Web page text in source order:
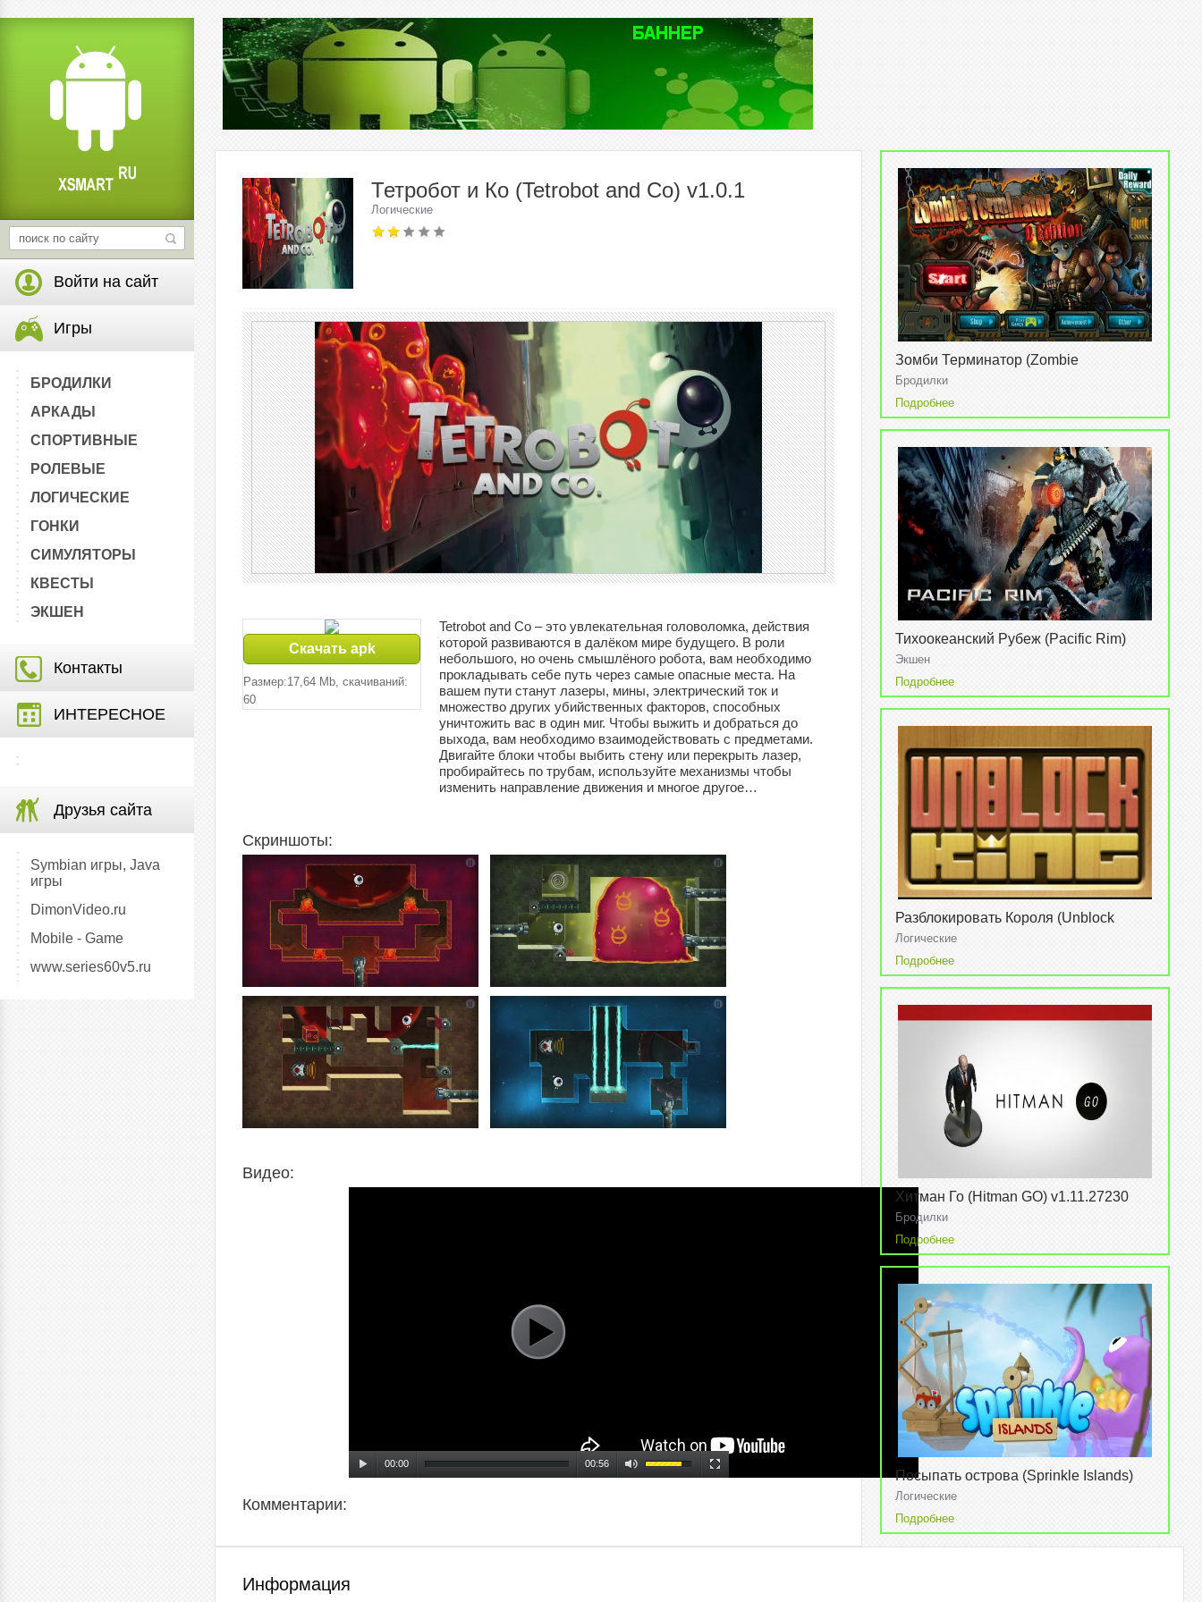
Войти на сайт
Игры
БРОДИЛКИ
АРКАДЫ
СПОРТИВНЫЕ
РОЛЕВЫЕ
ЛОГИЧЕСКИЕ
ГОНКИ
СИМУЛЯТОРЫ
КВЕСТЫ
ЭКШЕН
Контакты
ИНТЕРЕСНОЕ
Друзья сайта
Symbian игры, Java
игры
DimonVideo.ru
Mobile - Game
www.series60v5.ru
Тетробот и Ко (Tetrobot and Co) v1.0.1
Логические
Скачать apk
Размер:17,64 Mb, cкачиваний:
60
Tetrobot and Co – это увлекательная головоломка, действия
которой развиваются в далёком мире будущего. В роли
небольшого, но очень смышлёного робота, вам необходимо
прокладывать себе путь через самые опасные места. На
вашем пути станут лазеры, мины, электрический ток и
множество других убийственных факторов, способных
уничтожить вас в один миг. Чтобы выжить и добраться до
выхода, вам необходимо взаимодействовать с предметами.
Двигайте блоки чтобы выбить стену или перекрыть лазер,
пробирайтесь по трубам, используйте механизмы чтобы
изменить направление движения и многое другое…
Скриншоты:
Видео:
00:00 00:56
Комментарии:
Зомби Терминатор (Zombie
Terminator) v1.0
Бродилки
Подробнее
Тихоокеанский Рубеж (Pacific Rim)
v1.9.4
Экшен
Подробнее
Разблокировать Короля (Unblock
king) v1.5.2.0
Логические
Подробнее
Хитман Го (Hitman GO) v1.11.27230
Бродилки
Подробнее
Посыпать острова (Sprinkle Islands)
v1.1.2
Логические
Подробнее
Информация